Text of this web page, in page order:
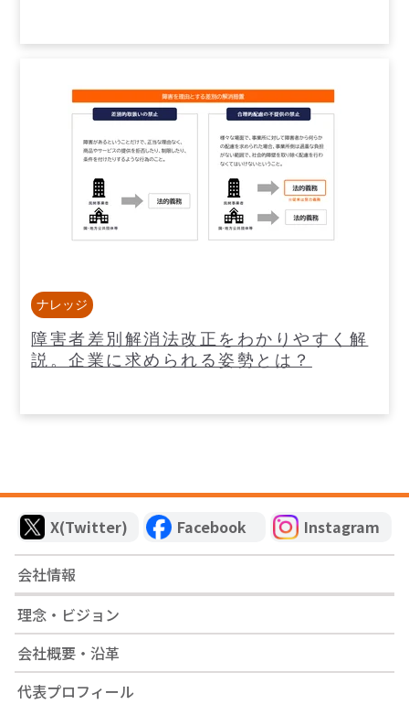
ナレッジ
障害者差別解消法改正をわかりやすく解
説。企業に求められる姿勢とは？
X(Twitter) Facebook Instagram
会社情報
理念・ビジョン
会社概要・沿革
代表プロフィール